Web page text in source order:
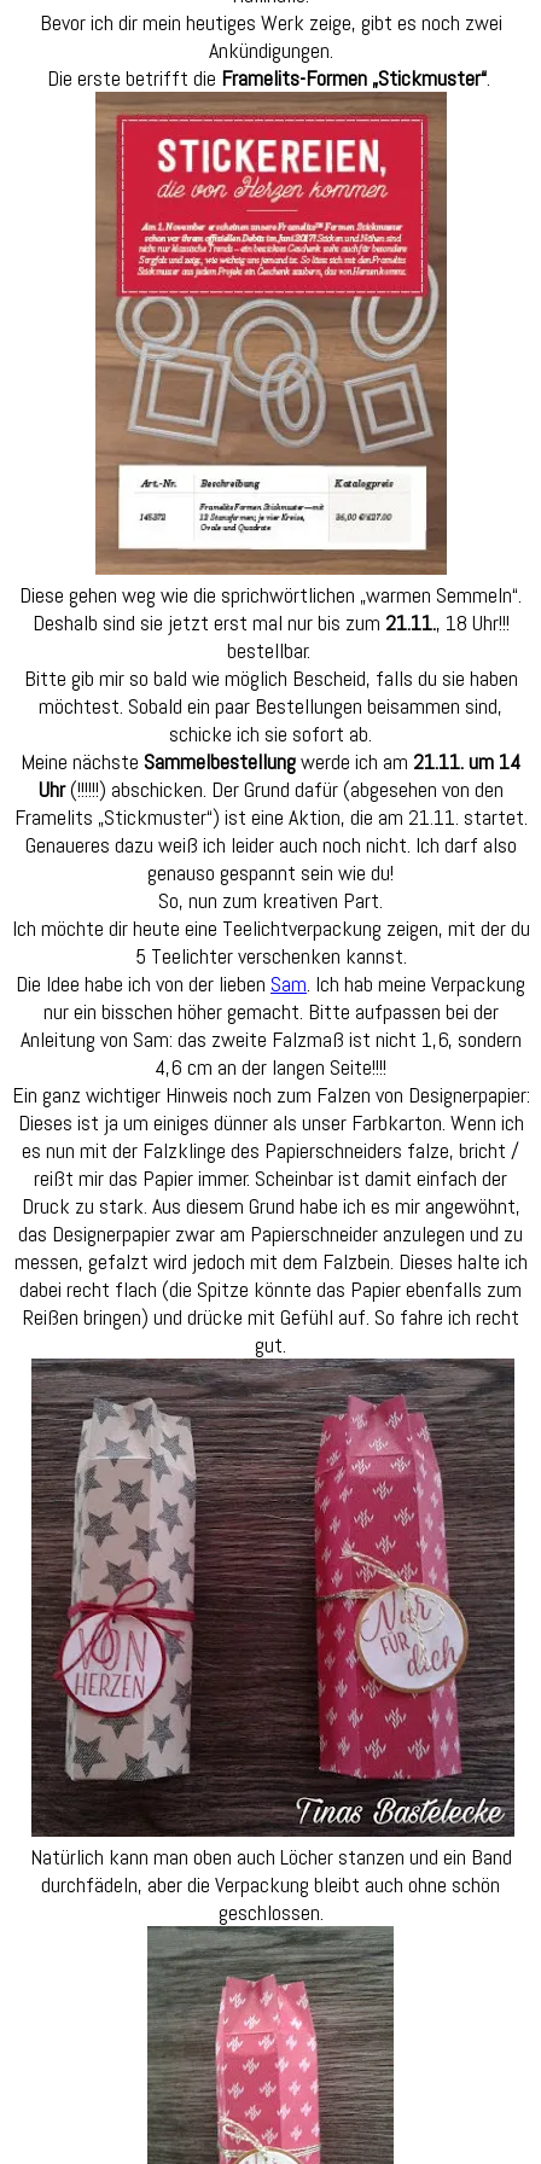
Bevor ich dir mein heutiges Werk zeige, gibt es noch zwei
Ankündigungen.
Die erste betrifft die Framelits-Formen „Stickmuster“.
Diese gehen weg wie die sprichwörtlichen „warmen Semmeln“.
Deshalb sind sie jetzt erst mal nur bis zum 21.11., 18 Uhr!!!
bestellbar.
Bitte gib mir so bald wie möglich Bescheid, falls du sie haben
möchtest. Sobald ein paar Bestellungen beisammen sind,
schicke ich sie sofort ab.
Meine nächste Sammelbestellungwerde ich am 21.11. um 14
Uhr(!!!!!!) abschicken. Der Grund dafür (abgesehen von den
Framelits „Stickmuster“) ist eine Aktion, die am 21.11. startet.
Genaueres dazu weiß ich leider auch noch nicht. Ich darf also
genauso gespannt sein wie du!
So, nun zum kreativen Part.
Ich möchte dir heute eine Teelichtverpackung zeigen, mit der du
5 Teelichter verschenken kannst.
Die Idee habe ich von der lieben Sam . Ich hab meine Verpackung
nur ein bisschen höher gemacht. Bitte aufpassen bei der
Anleitung von Sam: das zweite Falzmaß ist nicht 1,6, sondern
4,6 cm an der langen Seite!!!!
Ein ganz wichtiger Hinweis noch zum Falzen von Designerpapier:
Dieses ist ja um einiges dünner als unser Farbkarton. Wenn ich
es nun mit der Falzklinge des Papierschneiders falze, bricht /
reißt mir das Papier immer. Scheinbar ist damit einfach der
Druck zu stark. Aus diesem Grund habe ich es mir angewöhnt,
das Designerpapier zwar am Papierschneider anzulegen und zu
messen, gefalzt wird jedoch mit dem Falzbein. Dieses halte ich
dabei recht flach (die Spitze könnte das Papier ebenfalls zum
Reißen bringen) und drücke mit Gefühl auf. So fahre ich recht
gut.
Natürlich kann man oben auch Löcher stanzen und ein Band
durchfädeln, aber die Verpackung bleibt auch ohne schön
geschlossen.